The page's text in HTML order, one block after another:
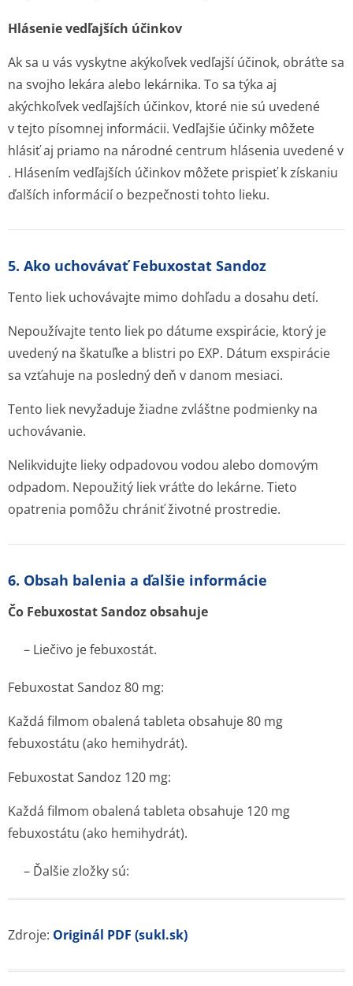
Hlásenie vedľajších účinkov
Ak sa u vás vyskytne akýkoľvek vedľajší účinok, obráťte sa
na svojho lekára alebo lekárnika. To sa týka aj
akýchkoľvek vedľajších účinkov, ktoré nie sú uvedené
v tejto písomnej informácii. Vedľajšie účinky môžete
hlásiť aj priamo na národné centrum hlásenia uvedené v
. Hlásením vedľajších účinkov môžete prispieť k získaniu
ďalších informácií o bezpečnosti tohto lieku.
5. Ako uchovávať Febuxostat Sandoz
Tento liek uchovávajte mimo dohľadu a dosahu detí.
Nepoužívajte tento liek po dátume exspirácie, ktorý je
uvedený na škatuľke a blistri po EXP. Dátum exspirácie
sa vzťahuje na posledný deň v danom mesiaci.
Tento liek nevyžaduje žiadne zvláštne podmienky na
uchovávanie.
Nelikvidujte lieky odpadovou vodou alebo domovým
odpadom. Nepoužitý liek vráťte do lekárne. Tieto
opatrenia pomôžu chrániť životné prostredie.
6. Obsah balenia a ďalšie informácie
Čo Febuxostat Sandoz obsahuje
– Liečivo je febuxostát.
Febuxostat Sandoz 80 mg:
Každá filmom obalená tableta obsahuje 80 mg
febuxostátu (ako hemihydrát).
Febuxostat Sandoz 120 mg:
Každá filmom obalená tableta obsahuje 120 mg
febuxostátu (ako hemihydrát).
– Ďalšie zložky sú:
Zdroje: Originál PDF (sukl.sk)